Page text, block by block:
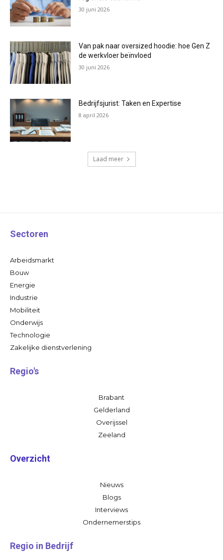
30 juni 2026
Van pak naar oversized hoodie: hoe Gen Z
de werkvloer beïnvloed
30 juni 2026
Bedrijfsjurist: Taken en Expertise
8 april 2026
Laad meer
Sectoren
Arbeidsmarkt
Bouw
Energie
Industrie
Mobiliteit
Onderwijs
Technologie
Zakelijke dienstverlening
Regio's
Brabant
Gelderland
Overijssel
Zeeland
Overzicht
Nieuws
Blogs
Interviews
Ondernemerstips
Regio in Bedrijf